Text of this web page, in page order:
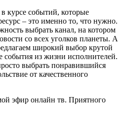
курсе событий, которые
– это именно то, что нужно.
выбрать канал, на котором
со всех уголков планеты. А
широкий выбор крутой
из жизни исполнителей.
выбрать понравившийся
от качественного
эфир онлайн тв. Приятного